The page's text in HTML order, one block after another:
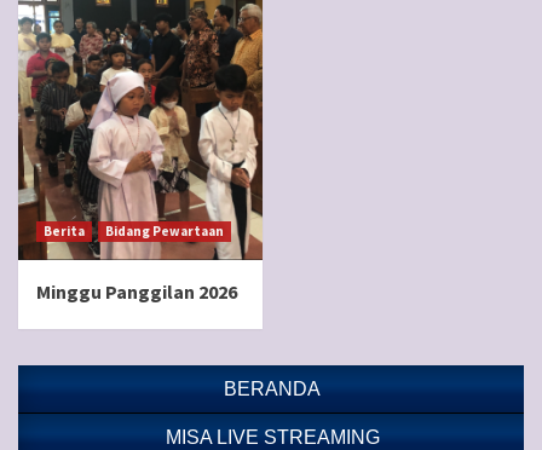
Berita Bidang Pewartaan
Minggu Panggilan 2026
BERANDA
MISA LIVE STREAMING